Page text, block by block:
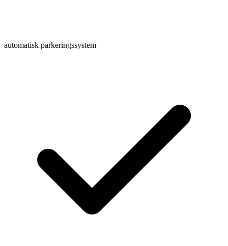
automatisk parkeringssystem